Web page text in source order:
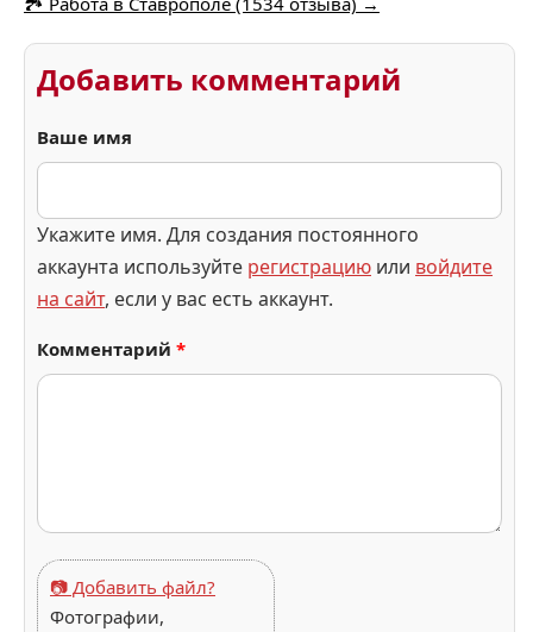
Добавить комментарий
Ваше имя
Укажите имя. Для создания постоянного
аккаунта используйте регистрацию или войдите
на сайт, если у вас есть аккаунт.
Комментарий *
📷 Добавить файл?
Фотографии,